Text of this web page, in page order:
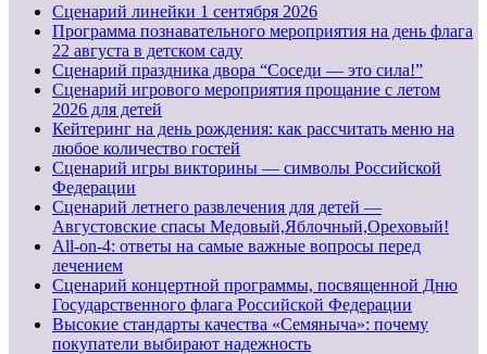
Cценарий линейки 1 сентября 2026
Программа познавательного мероприятия на день флага
22 августа в детском саду
Сценарий праздника двора “Соседи — это сила!”
Сценарий игрового мероприятия прощание с летом
2026 для детей
Кейтеринг на день рождения: как рассчитать меню на
любое количество гостей
Сценарий игры викторины — символы Российской
Федерации
Сценарий летнего развлечения для детей —
Августовские спасы Медовый,Яблочный,Ореховый!
All-on-4: ответы на самые важные вопросы перед
лечением
Сценарий концертной программы, посвященной Дню
Государственного флага Российской Федерации
Высокие стандарты качества «Семяныча»: почему
покупатели выбирают надежность